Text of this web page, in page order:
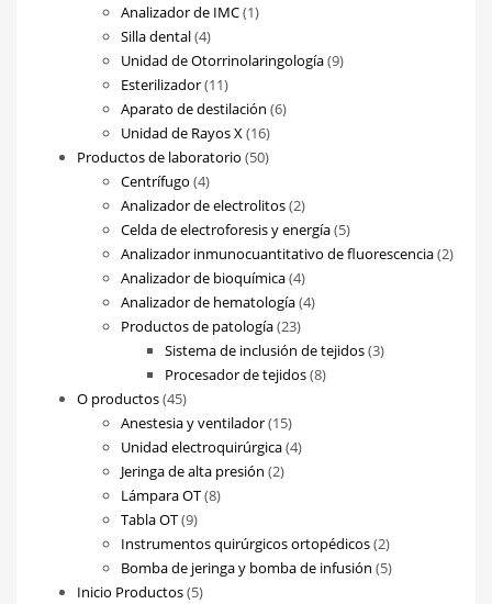
productos
Analizador de IMC 11
Silla dental 44
productos
Unidad de Otorrinolaringología 99
Esterilizador 1111
productos
Aparato de destilación 66
Unidad de Rayos X 1616
productos
Productos de laboratorio 5050
Centrífugo 44
productos
Analizador de electrolitos 22
productos
Celda de electroforesis y energía 55
productos
Analizador inmunocuantitativo de fluorescencia 22
Analizador de bioquímica 44
productos
Analizador de hematología 44
Productos de patología 2323
productos
Sistema de inclusión de tejidos 33
Procesador de tejidos 88
O productos 4545
productos
Anestesia y ventilador 1515
productos
Unidad electroquirúrgica 44
Jeringa de alta presión 22
Lámpara OT 88
Tabla OT 99
productos
Instrumentos quirúrgicos ortopédicos 22
productos
Bomba de jeringa y bomba de infusión 55
Inicio Productos 55